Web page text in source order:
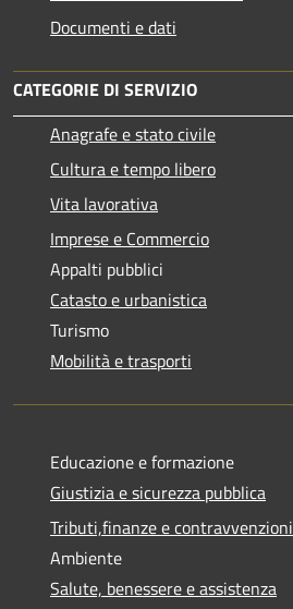
Documenti e dati
CATEGORIE DI SERVIZIO
Anagrafe e stato civile
Cultura e tempo libero
Vita lavorativa
Imprese e Commercio
Appalti pubblici
Catasto e urbanistica
Turismo
Mobilità e trasporti
Educazione e formazione
Giustizia e sicurezza pubblica
Tributi,finanze e contravvenzioni
Ambiente
Salute, benessere e assistenza